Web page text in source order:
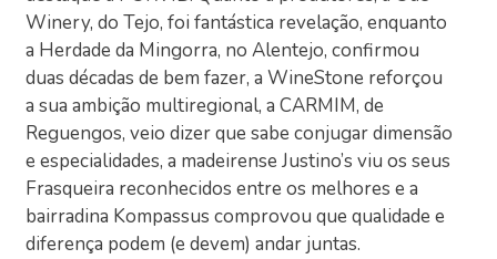
Winery, do Tejo, foi fantástica revelação, enquanto
a Herdade da Mingorra, no Alentejo, confirmou
duas décadas de bem fazer, a WineStone reforçou
a sua ambição multiregional, a CARMIM, de
Reguengos, veio dizer que sabe conjugar dimensão
e especialidades, a madeirense Justino’s viu os seus
Frasqueira reconhecidos entre os melhores e a
bairradina Kompassus comprovou que qualidade e
diferença podem (e devem) andar juntas.